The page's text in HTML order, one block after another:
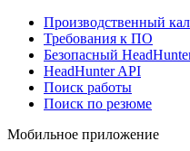
Производственный
Требования к ПО
Безопасный
HeadHunter API
Поиск работы
Поиск по резюме
Мобильное приложение